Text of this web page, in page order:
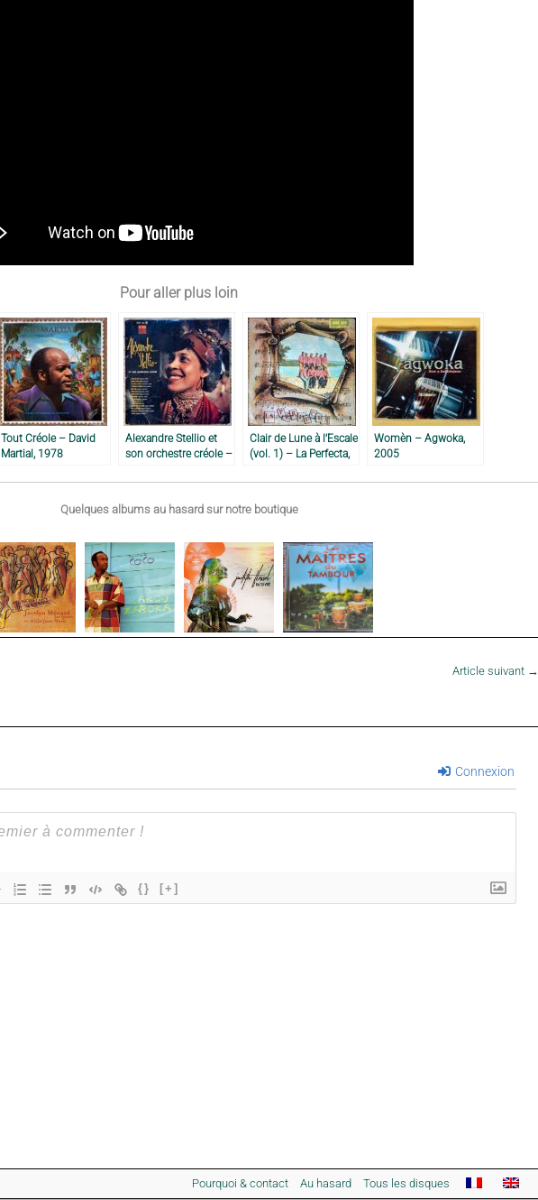
Pour aller plus loin
Tout Créole – David
Martial, 1978
Alexandre Stellio et
son orchestre créole –
Clair de Lune à l’Escale
(vol. 1) – La Perfecta,
Womèn – Agwoka,
2005
Quelques albums au hasard sur notre boutique
Article suivant →
Connexion
{} [+]
Pourquoi & contact Au hasard Tous les disques